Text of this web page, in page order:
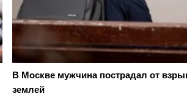
В Москве мужчина пострадал от
землей